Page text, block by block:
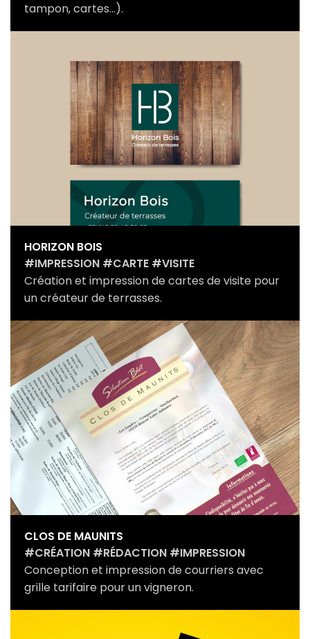
tampon, cartes...).
HORIZON BOIS
#IMPRESSION #CARTE #VISITE
Création et impression de cartes de visite pour
un créateur de terrasses.
CLOS DE MAUNITS
#CRÉATION #RÉDACTION #IMPRESSION
Conception et impression de courriers avec
grille tarifaire pour un vigneron.